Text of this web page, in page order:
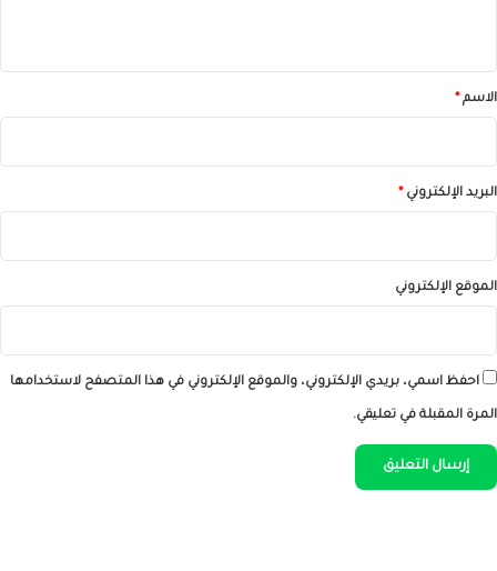
*الاسم*
البريد الإلكتروني*
الموقع الإلكتروني
احفظ اسمي، بريدي الإلكتروني، والموقع الإلكتروني في هذا المتصفح لاستخدامها
المرة المقبلة في تعليقي.